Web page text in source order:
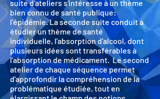
suite d'ateliers s'intéresse à un thème
bien connu de santé publique:
l'épidémie. La seconde suite conduit à
étudier un thème de santé
individuelle, l'absorption d'alcool, dont
plusieurs idées sont transférables à
l'absorption de médicament. Le second
atelier de chaque séquence permet
d'approfondir la compréhension de la
problématique étudiée, tout en